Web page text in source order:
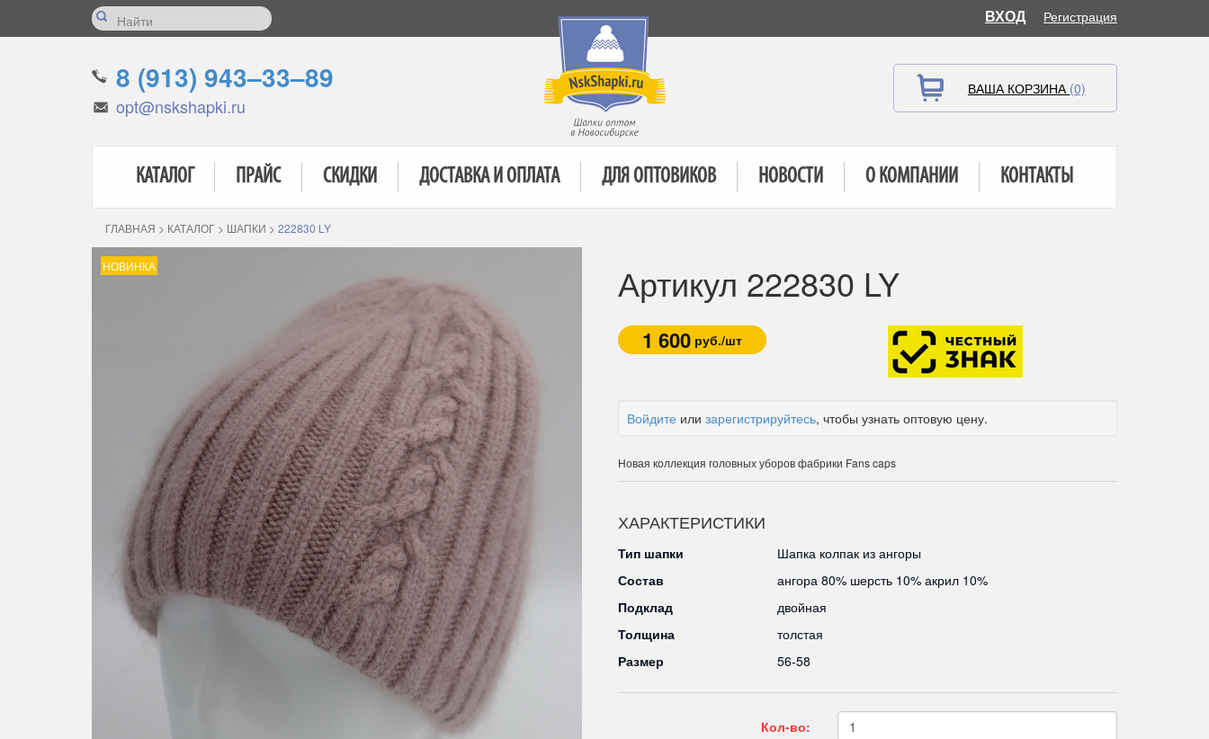
ВХОД Регистрация
8 (913) 943–33–89
opt@nskshapki.ru
ВАША КОРЗИНА (0)
КАТАЛОГ ПРАЙС СКИДКИ ДОСТАВКА И ОПЛАТА ДЛЯ ОПТОВИКОВ НОВОСТИ О КОМПАНИИ КОНТАКТЫ
ГЛАВНАЯ > КАТАЛОГ > ШАПКИ > 222830 LY
НОВИНКА Артикул 222830 LY
1 600 руб./шт
Войдите или зарегистрируйтесь, чтобы узнать оптовую цену.
Новая коллекция головных уборов фабрики Fans caps
ХАРАКТЕРИСТИКИ
Тип шапки
Шапка колпак из ангоры
Состав
ангора 80% шерсть 10% акрил 10%
Подклад
двойная
Толщина
толстая
Размер
56-58
Кол-во: